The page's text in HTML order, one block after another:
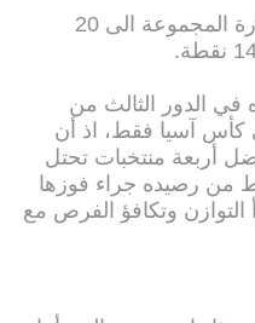
ورفعت ايران رصيدها في صدارة المجموعة الى 20
الدور الثالث من
كأس آسيا فقط، اذ أن
أربعة منتخبات تحتل
الثاني بعد شطب 6 نقاط من رصيده جراء فوزها
التوازن وتكافؤ الفرص مع